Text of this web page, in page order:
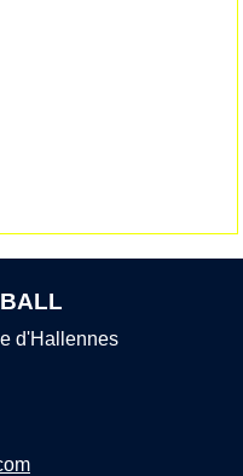
d'Hallennes